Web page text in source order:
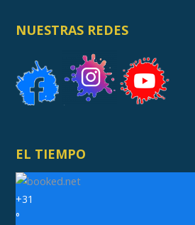
NUESTRAS REDES
EL TIEMPO
+31
°